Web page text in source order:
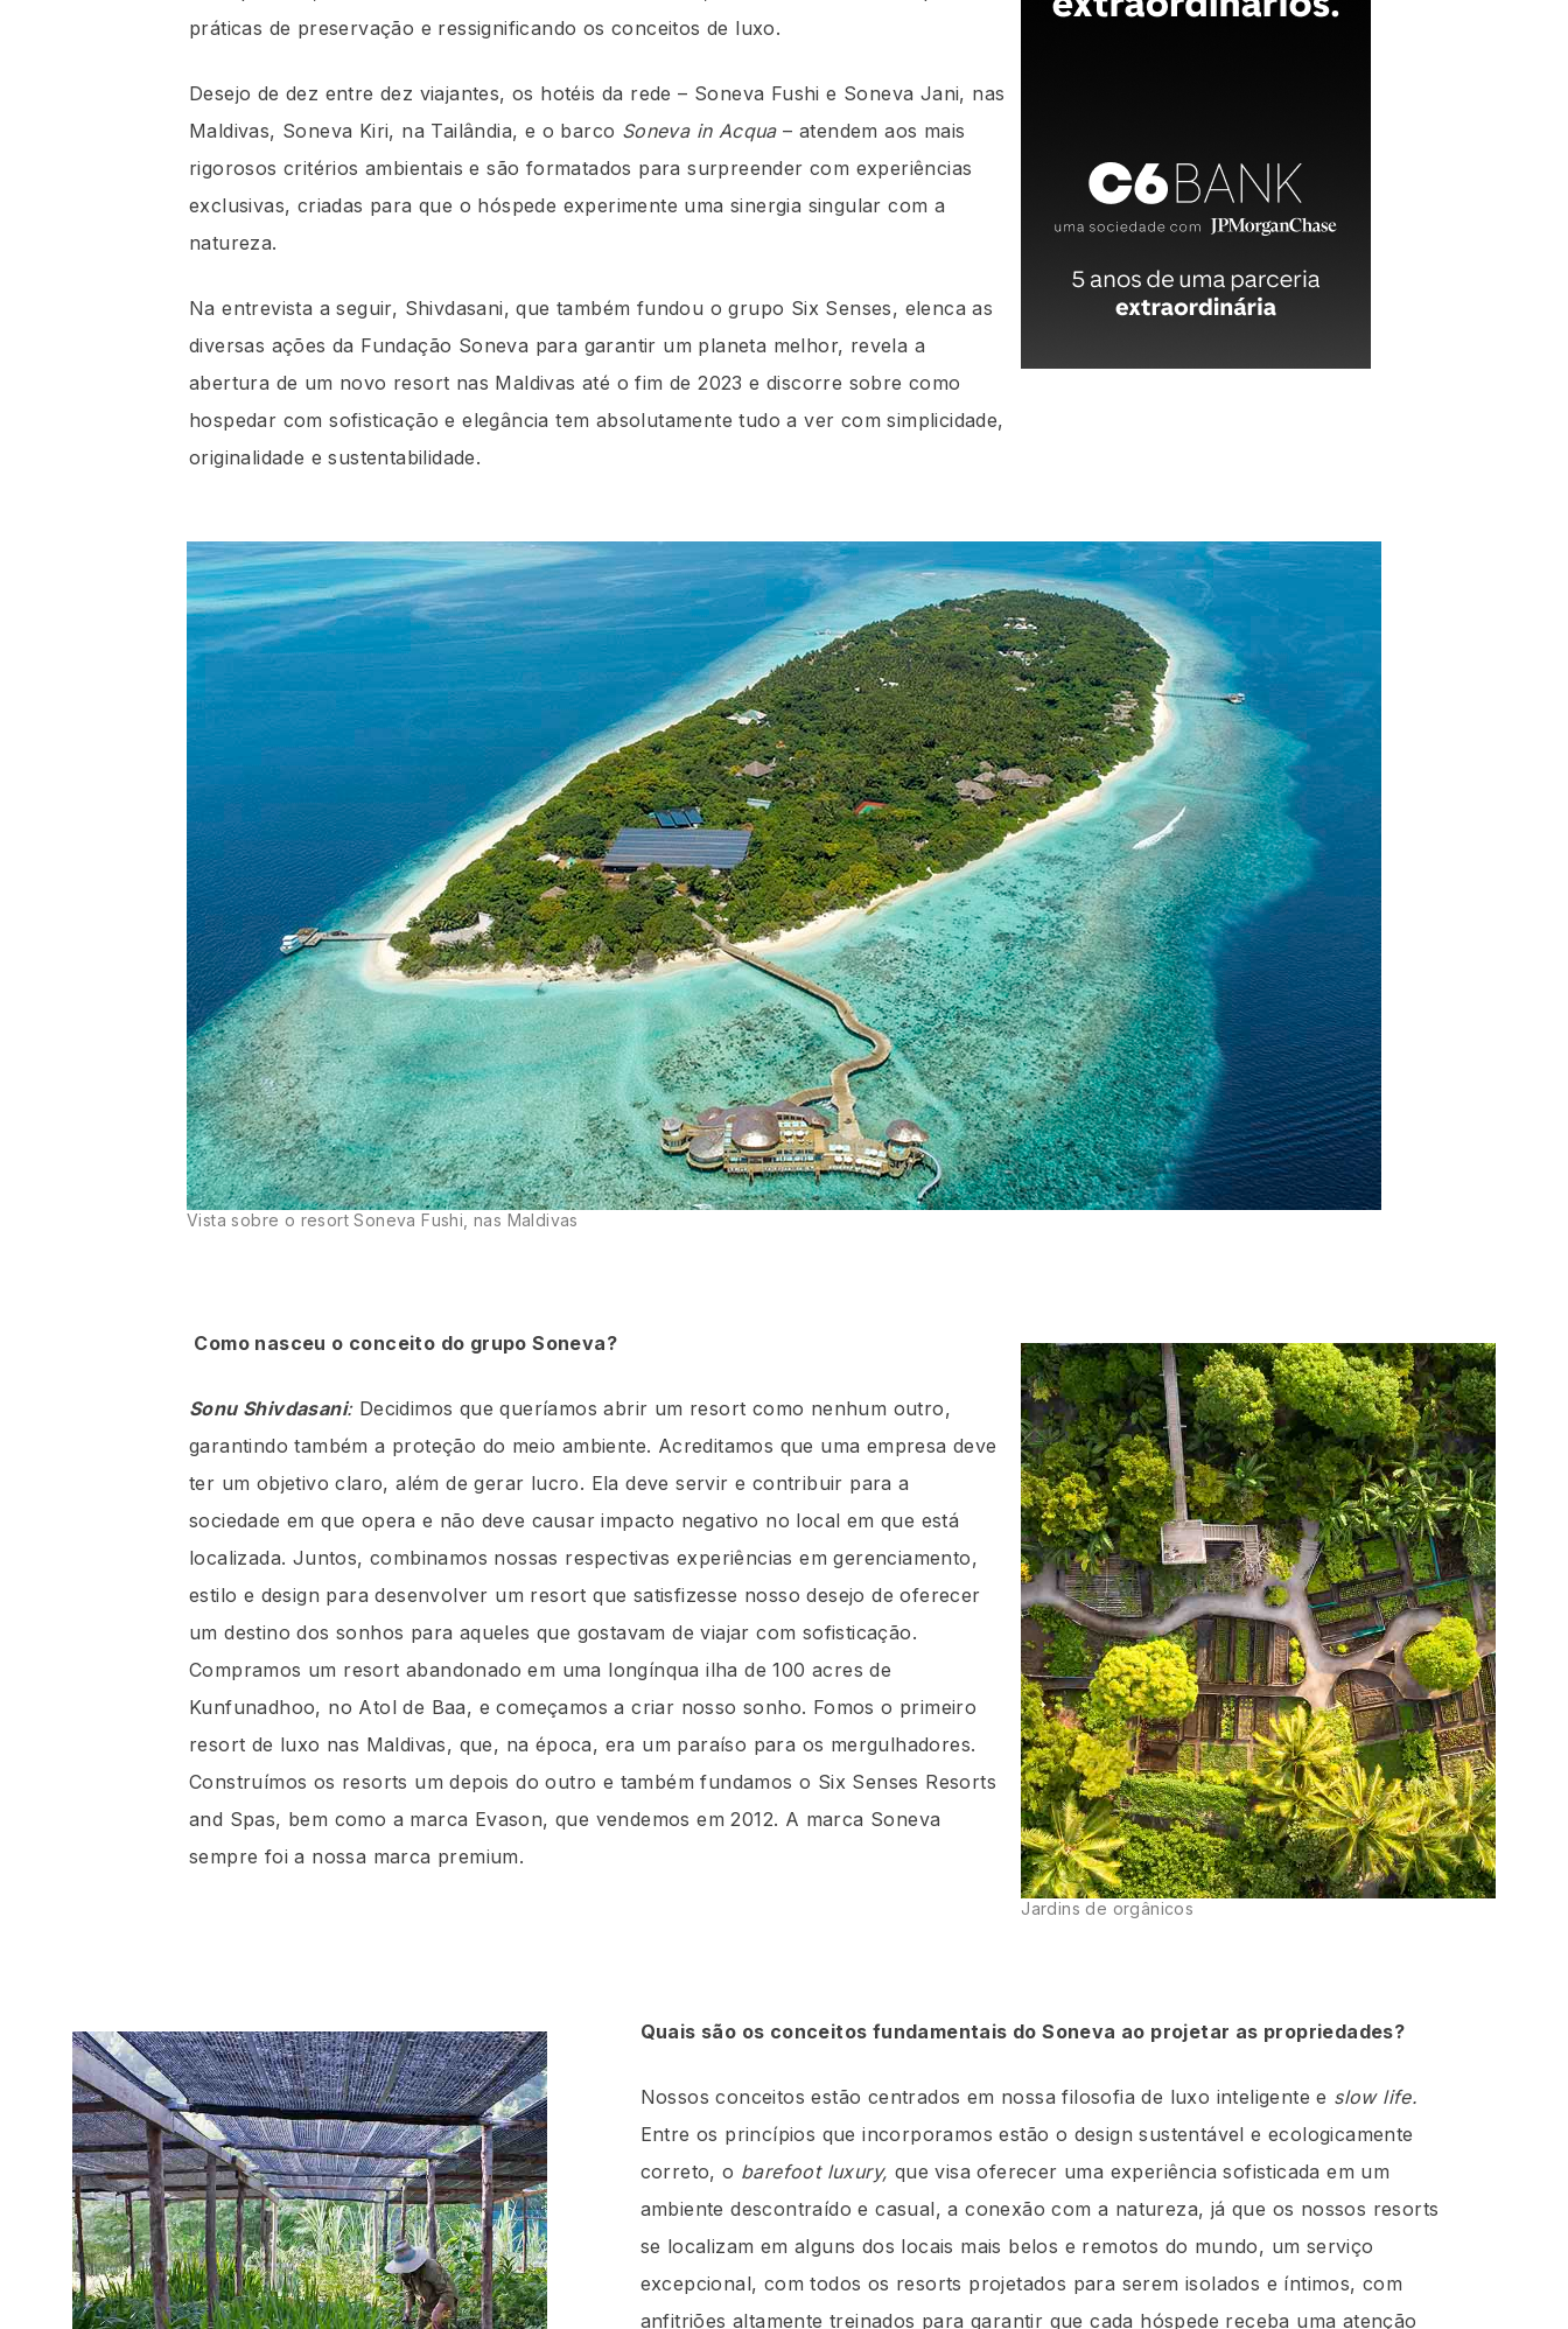
práticas de preservação e ressignificando os conceitos de luxo.
Desejo de dez entre dez viajantes, os hotéis da rede – Soneva Fushi e Soneva Jani, nas
Maldivas, Soneva Kiri, na Tailândia, e o barco Soneva in Acqua– atendem aos mais
rigorosos critérios ambientais e são formatados para surpreender com experiências
exclusivas, criadas para que o hóspede experimente uma sinergia singular com a
natureza.
Na entrevista a seguir, Shivdasani, que também fundou o grupo Six Senses, elenca as
diversas ações da Fundação Soneva para garantir um planeta melhor, revela a
abertura de um novo resort nas Maldivas até o fim de 2023 e discorre sobre como
hospedar com sofisticação e elegância tem absolutamente tudo a ver com simplicidade,
originalidade e sustentabilidade.
Vista sobre o resort Soneva Fushi, nas Maldivas
Como nasceu o conceito do grupo Soneva?
Sonu Shivdasani: Decidimos que queríamos abrir um resort como nenhum outro,
garantindo também a proteção do meio ambiente. Acreditamos que uma empresa deve
ter um objetivo claro, além de gerar lucro. Ela deve servir e contribuir para a
sociedade em que opera e não deve causar impacto negativo no local em que está
localizada. Juntos, combinamos nossas respectivas experiências em gerenciamento,
estilo e design para desenvolver um resort que satisfizesse nosso desejo de oferecer
um destino dos sonhos para aqueles que gostavam de viajar com sofisticação.
Compramos um resort abandonado em uma longínqua ilha de 100 acres de
Kunfunadhoo, no Atol de Baa, e começamos a criar nosso sonho. Fomos o primeiro
resort de luxo nas Maldivas, que, na época, era um paraíso para os mergulhadores.
Construímos os resorts um depois do outro e também fundamos o Six Senses Resorts
and Spas, bem como a marca Evason, que vendemos em 2012. A marca Soneva
sempre foi a nossa marca premium.
Jardins de orgânicos
Quais são os conceitos fundamentais do Soneva ao projetar as propriedades?
Nossos conceitos estão centrados em nossa filosofia de luxo inteligente e slow life.
Entre os princípios que incorporamos estão o design sustentável e ecologicamente
correto, o barefoot luxury, que visa oferecer uma experiência sofisticada em um
ambiente descontraído e casual, a conexão com a natureza, já que os nossos resorts
se localizam em alguns dos locais mais belos e remotos do mundo, um serviço
excepcional, com todos os resorts projetados para serem isolados e íntimos, com
anfitriões altamente treinados para garantir que cada hóspede receba uma atenção